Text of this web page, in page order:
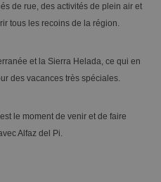
VILLAREAL
Hotel Vila-real Marina Azul
de rue, des activités de plein air et
tous les recoins de la région.
et la Sierra Helada, ce qui en
des vacances très spéciales.
le moment de venir et de faire
Alfaz del Pi.